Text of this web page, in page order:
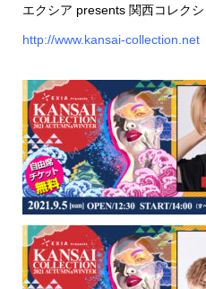
エクシア presents 関西コレク
http://www.kansai-collection.net